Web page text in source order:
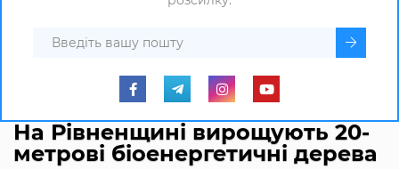
На Рівненщині вирощують 20-
метрові біоенергетичні дерева